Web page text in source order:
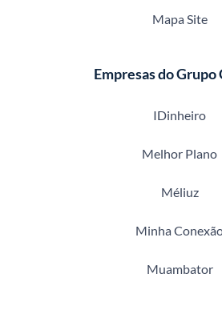
Mapa Site
Empresas do Grupo
IDinheiro
Melhor Plano
Méliuz
Minha
Muambator